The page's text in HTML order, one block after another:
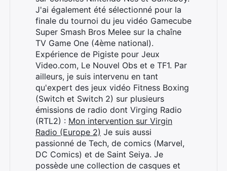
J'ai également été sélectionné pour la
finale du tournoi du jeu vidéo Gamecube
Super Smash Bros Melee sur la chaîne
TV Game One (4ème national).
Expérience de Pigiste pour Jeux
Video.com, Le Nouvel Obs et e TF1. Par
ailleurs, je suis intervenu en tant
qu'expert des jeux vidéo Fitness Boxing
(Switch et Switch 2) sur plusieurs
émissions de radio dont Virging Radio
(RTL2) : Mon intervention sur Virgin
Radio (Europe 2) Je suis aussi
passionné de Tech, de comics (Marvel,
DC Comics) et de Saint Seiya. Je
possède une collection de casques et